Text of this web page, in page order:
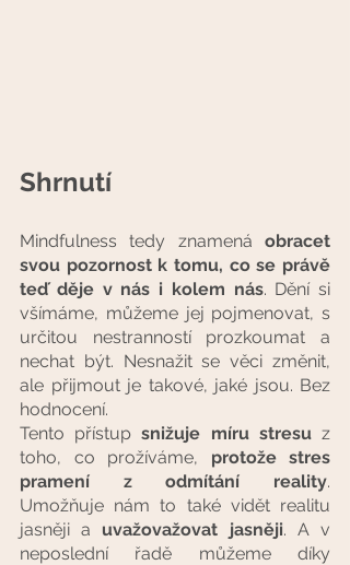
Shrnutí
Mindfulness tedy znamená obracet
svou pozornost k tomu, co se právě
teď děje v nás i kolem nás. Dění si
všímáme, můžeme jej pojmenovat, s
určitou nestranností prozkoumat a
nechat být. Nesnažit se věci změnit,
ale přijmout je takové, jaké jsou. Bez
hodnocení.
Tento přístup snižuje míru stresu z
toho, co prožíváme, protože stres
pramení z odmítání reality.
Umožňuje nám to také vidět realitu
jasněji a uvažovažovat jasněji. A v
neposlední řadě můžeme díky